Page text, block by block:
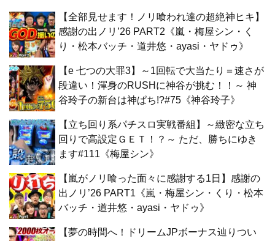
【全部見せます！ノリ喰われ達の超絶神ヒキ】
感謝の出ノリ’26 PART2《嵐・梅屋シン・く
り・松本バッチ・道井悠・ayasi・ヤドゥ》
【e 七つの大罪3】～1回転で大当たり＝速さが
段違い！渾身のRUSHに神谷が挑む！！～ 神
谷玲子の新台は神ぱち!?#75《神谷玲子》
【立ち回り系パチスロ実戦番組】～緻密な立ち
回りで高設定ＧＥＴ！？～ ただ、勝ちにゆき
ます#111《梅屋シン》
【嵐がノリ喰った面々に感謝する1日】感謝の
出ノリ’26 PART1《嵐・梅屋シン・くり・松本
バッチ・道井悠・ayasi・ヤドゥ》
【夢の時間へ！ドリームJPボーナス辿りつい